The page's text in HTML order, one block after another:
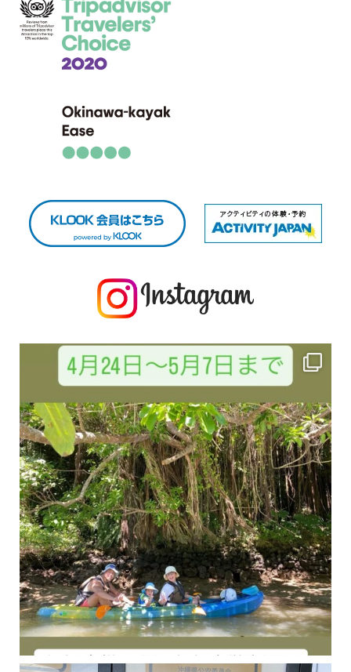
今年の1月にお店に植えたマングローブ(メヒルギ)の苗が成長してきました
マングロ